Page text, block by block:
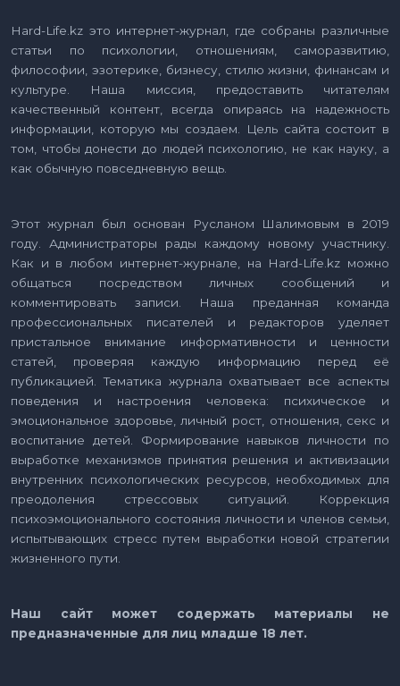
Hard-Life.kz это интернет-журнал, где собраны различные
статьи по психологии, отношениям, саморазвитию,
философии, эзотерике, бизнесу, стилю жизни, финансам и
культуре. Наша миссия, предоставить читателям
качественный контент, всегда опираясь на надежность
информации, которую мы создаем. Цель сайта состоит в
том, чтобы донести до людей психологию, не как науку, а
как обычную повседневную вещь.
Этот журнал был основан Русланом Шалимовым в 2019
году. Администраторы рады каждому новому участнику.
Как и в любом интернет-журнале, на Hard-Life.kz можно
общаться посредством личных сообщений и
комментировать записи. Наша преданная команда
профессиональных писателей и редакторов уделяет
пристальное внимание информативности и ценности
статей, проверяя каждую информацию перед её
публикацией. Тематика журнала охватывает все аспекты
поведения и настроения человека: психическое и
эмоциональное здоровье, личный рост, отношения, секс и
воспитание детей. Формирование навыков личности по
выработке механизмов принятия решения и активизации
внутренних психологических ресурсов, необходимых для
преодоления стрессовых ситуаций. Коррекция
психоэмоционального состояния личности и членов семьи,
испытывающих стресс путем выработки новой стратегии
жизненного пути.
Наш сайт может содержать материалы не
предназначенные для лиц младше 18 лет.